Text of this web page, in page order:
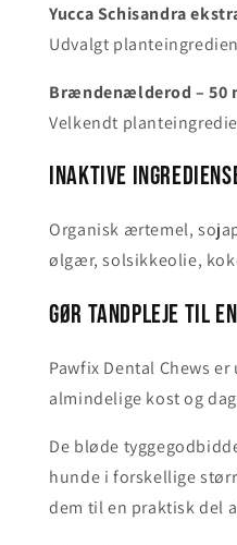
Yucca Schisandra
Udvalgt
Brændenælderod – 50
Velkendt
Inaktive
Organisk ærtemel,
ølgær, solsikkeolie,
Gør tandpleje til
Pawfix Dental Chews
almindelige kost og
De bløde
hunde i forskellige
dem til en praktisk del